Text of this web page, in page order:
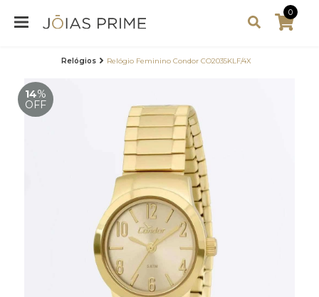
0
Relógios Relógio Feminino Condor CO2035KLF/4X
14%
OFF